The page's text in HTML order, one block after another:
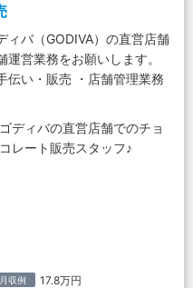
バ（GODIVA）の直営店舗
営業務をお願いします。
伝い・販売 ・店舗管理業務
ゴディバの直営店舗でのチョ
コレート販売スタッフ♪
月収例 17.8万円